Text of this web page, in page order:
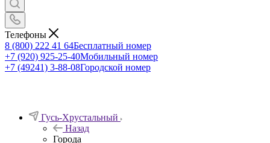
Телефоны
8 (800) 222 41 64Бесплатный номер
+7 (920) 925-25-40Мобильный номер
+7 (49241) 3-88-08Городской номер
Гусь-Хрустальный
Назад
Города